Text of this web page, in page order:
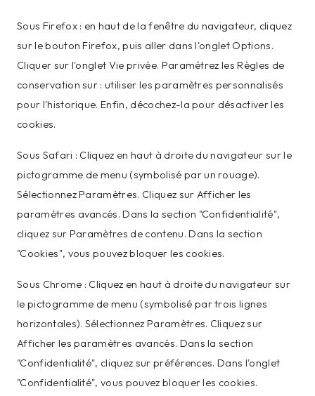
Sous Firefox : en haut de la fenêtre du navigateur, cliquez
sur le bouton Firefox, puis aller dans l'onglet Options.
Cliquer sur l'onglet Vie privée. Paramétrez les Règles de
conservation sur : utiliser les paramètres personnalisés
pour l'historique. Enfin, décochez-la pour désactiver les
cookies.
Sous Safari : Cliquez en haut à droite du navigateur sur le
pictogramme de menu (symbolisé par un rouage).
Sélectionnez Paramètres. Cliquez sur Afficher les
paramètres avancés. Dans la section "Confidentialité",
cliquez sur Paramètres de contenu. Dans la section
"Cookies", vous pouvez bloquer les cookies.
Sous Chrome : Cliquez en haut à droite du navigateur sur
le pictogramme de menu (symbolisé par trois lignes
horizontales). Sélectionnez Paramètres. Cliquez sur
Afficher les paramètres avancés. Dans la section
"Confidentialité", cliquez sur préférences. Dans l'onglet
"Confidentialité", vous pouvez bloquer les cookies.